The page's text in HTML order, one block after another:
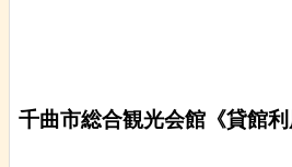
千曲市総合観光会館《貸館利